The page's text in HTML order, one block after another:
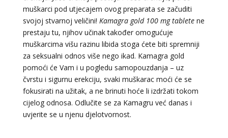
muškarci pod utjecajem ovog preparata se začuditi
svojoj stvarnoj veličini! Kamagra gold 100 mg tabletene
prestaju tu, njihov učinak također omogućuje
muškarcima višu razinu libida stoga ćete biti spremniji
za seksualni odnos više nego ikad. Kamagra gold
pomoći će Vam i u pogledu samopouzdanja – uz
čvrstu i sigurnu erekciju, svaki muškarac moći će se
fokusirati na užitak, a ne brinuti hoće li izdržati tokom
cijelog odnosa. Odlučite se za Kamagru već danas i
uvjerite se u njenu djelotvornost.